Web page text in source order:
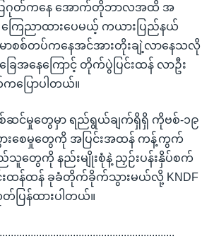
ဩဂုတ်ကနေ အောက်တိုဘာလအထိ အ
ြေညာထားပေမယ့် ကယားပြည်နယ်
မာစစ်တပ်ကနေအင်အားတိုးချဲ့လာနေသလို
ေအနေကြောင့် တိုက်ပွဲပြင်းထန် လာဦး
ပြောပါတယ်။
ဆင်မှုတွေမှာ ရည်ရွယ်ချက်ရှိရှိ ကိုဗစ်-၁၉
ပွားစေမှုတွေကို အပြင်းအထန် ကန့်ကွက်
ည်သူတွေကို နည်းမျိုးစုံနဲ့ ညှဉ်းပန်းနှိပ်စက်
င်းထန်ထန် ခုခံတိုက်ခိုက်သွားမယ်လို့ KNDF
ြန်ထားပါတယ်။